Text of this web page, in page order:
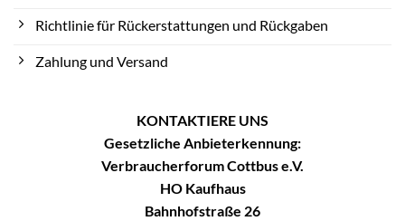
Richtlinie für Rückerstattungen und Rückgaben
Zahlung und Versand
KONTAKTIERE UNS
Gesetzliche Anbieterkennung:
Verbraucherforum Cottbus e.V.
HO Kaufhaus
Bahnhofstraße 26